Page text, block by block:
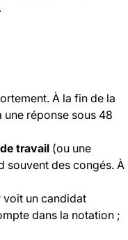
À la fin de la
une réponse sous 48
travail (ou une
souvent des congés. À
voit un candidat
dans la notation ;